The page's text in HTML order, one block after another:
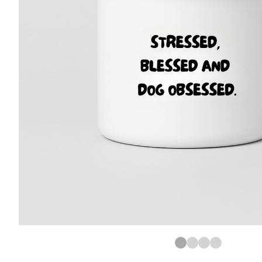
1 2 3 4